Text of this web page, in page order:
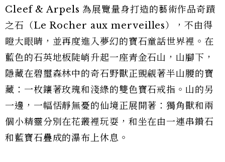
Cleef & Arpels 為展覽量身打造的藝術作品奇蹟
之石（Le Rocher aux merveilles），不由得
瞪大眼睛，並再度進入夢幻的寶石童話世界裡。在
藍色的石英地板陡峭升起一座青金石山，山腳下，
隱藏在碧璽森林中的奇石野獸正覬覦著半山腰的寶
藏：一枚鑲著玫瑰和淺綠的雙色寶石戒指。山的另
一邊，一幅恬靜無憂的仙境正展開著：獨角獸和兩
個小精靈分別在花叢裡玩耍，和坐在由一連串鑽石
和藍寶石疊成的瀑布上休息。